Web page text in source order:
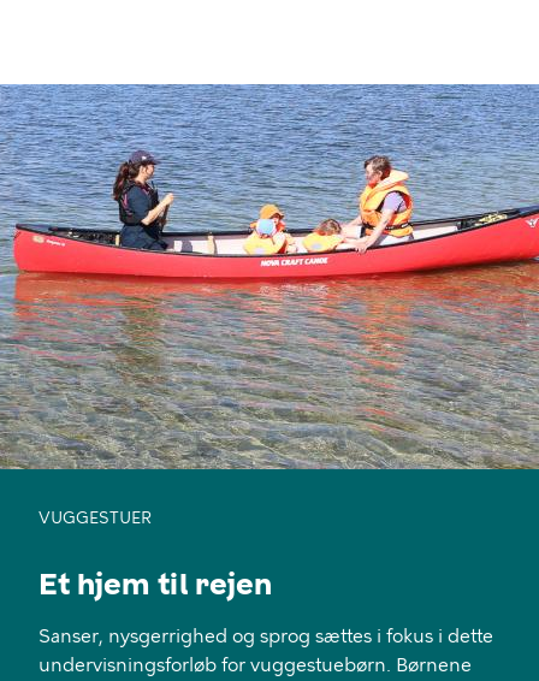
VUGGESTUER
Et hjem til rejen
Sanser, nysgerrighed og sprog sættes i fokus i dette
undervisningsforløb for vuggestuebørn. Børnene